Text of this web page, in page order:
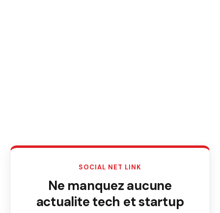
SOCIAL NET LINK
Ne manquez aucune
actualite tech et startup